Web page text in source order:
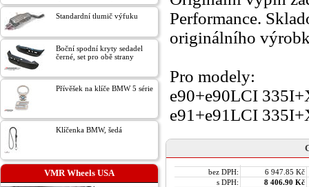
Performance.
originálního
Pro modely:
e90+e90LCI
e91+e91LCI
bez DPH:
6 947.85 Kč
s DPH:
8 406.90 Kč
Standardní tlumič výfuku
Boční spodní kryty sedadel
černé, set pro obě strany
Přívěšek na klíče BMW 5 série
Klíčenka BMW, šedá
VMR Wheels USA